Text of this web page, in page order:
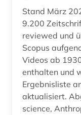
Stand März
9.200
reviewed und
Scopus
Videos ab
enthalten und
Ergebnisliste
aktualisiert. Abgedeckte Disziplinen: Animal
science,